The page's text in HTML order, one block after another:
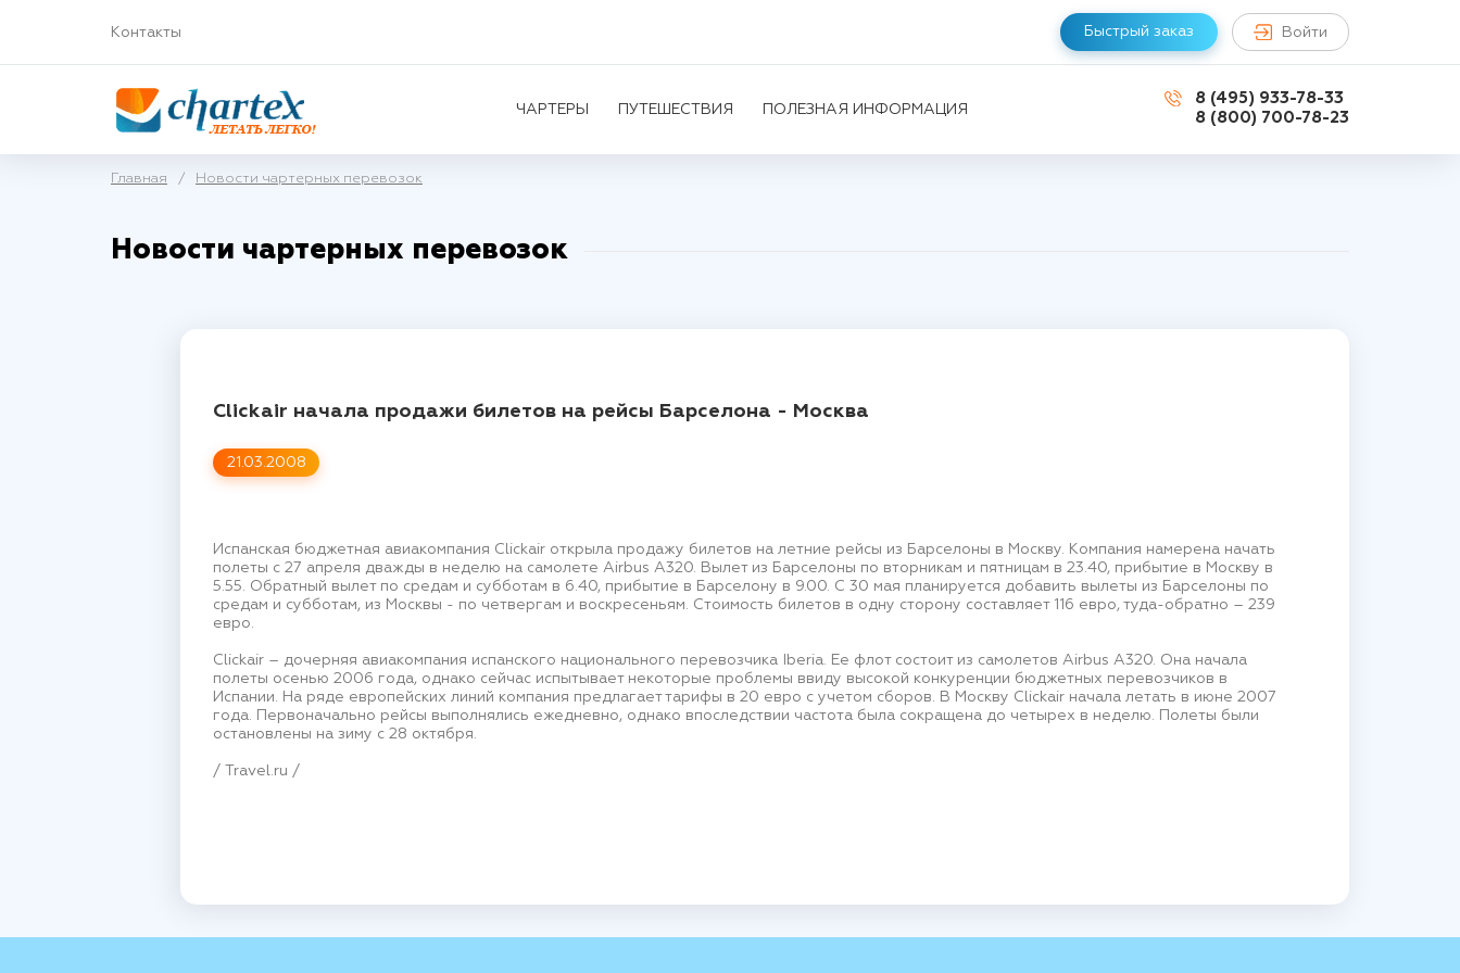
Контакты Быстрый заказ Войти
ЧАРТЕРЫ ПУТЕШЕСТВИЯ ПОЛЕЗНАЯ ИНФОРМАЦИЯ
8 (495) 933-78-33
8 (800) 700-78-23
Главная / Новости чартерных перевозок
Новости чартерных перевозок
21.03.2008
Clickair начала продажи билетов на рейсы Барселона - Москва
Испанская бюджетная авиакомпания Clickair открыла продажу билетов на летние рейсы из Барселоны в Москву. Компания намерена начать
полеты с 27 апреля дважды в неделю на самолете Airbus A320. Вылет из Барселоны по вторникам и пятницам в 23.40, прибытие в Москву в
5.55. Обратный вылет по средам и субботам в 6.40, прибытие в Барселону в 9.00. С 30 мая планируется добавить вылеты из Барселоны по
средам и субботам, из Москвы - по четвергам и воскресеньям. Стоимость билетов в одну сторону составляет 116 евро, туда-обратно – 239
евро.
Clickair – дочерняя авиакомпания испанского национального перевозчика Iberia. Ее флот состоит из самолетов Airbus A320. Она начала
полеты осенью 2006 года, однако сейчас испытывает некоторые проблемы ввиду высокой конкуренции бюджетных перевозчиков в
Испании. На ряде европейских линий компания предлагает тарифы в 20 евро с учетом сборов. В Москву Clickair начала летать в июне 2007
года. Первоначально рейсы выполнялись ежедневно, однако впоследствии частота была сокращена до четырех в неделю. Полеты были
остановлены на зиму с 28 октября.
/ Travel.ru /